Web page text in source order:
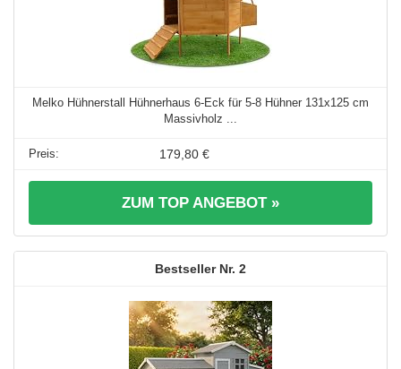
Melko Hühnerstall Hühnerhaus 6-Eck für 5-8 Hühner 131x125 cm
Massivholz ...
179,80 €
ZUM TOP ANGEBOT »
2